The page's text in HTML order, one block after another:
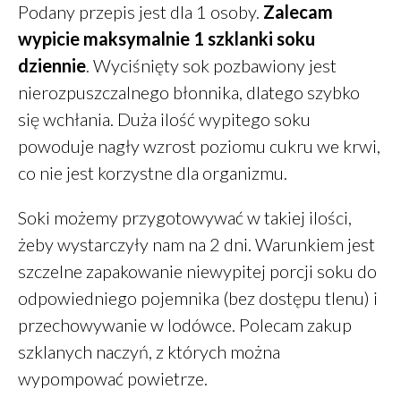
Żywienie
Zaloguj się
Kanał wpisów
Kanał komentarzy
WordPress.org
Podany przepis jest dla 1 osoby. Zalecam
wypicie maksymalnie 1 szklanki soku
dziennie. Wyciśnięty sok pozbawiony jest
nierozpuszczalnego błonnika, dlatego szybko
się wchłania. Duża ilość wypitego soku
powoduje nagły wzrost poziomu cukru we krwi,
co nie jest korzystne dla organizmu.
Soki możemy przygotowywać w takiej ilości,
żeby wystarczyły nam na 2 dni. Warunkiem jest
szczelne zapakowanie niewypitej porcji soku do
odpowiedniego pojemnika (bez dostępu tlenu) i
przechowywanie w lodówce. Polecam zakup
szklanych naczyń, z których można
wypompować powietrze.